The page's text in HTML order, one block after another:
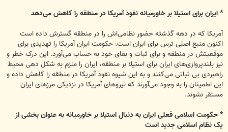
* ایران برای استیلا بر خاورمیانه نفوذ آمریکا در منطقه را کاهش می‌دهد
آمریکا که در دهه گذشته حضور نظامی‌اش را در منطقه گسترش داده است
اکنون منبع اصلی ترس برای ایران است. حکومت ایران آمریکا را تهدیدی برای
موقعیتش در منطقه و برای ثبات و بقای خود به حساب می‌آورد. این درک خطر و
نیز بلندپروازی‌های ایران برای استیلا بر منطقه، ایران را ملزم به شکل دهی محیط
راهبردی بی ثباتی می‌کنند و به این شیوه نفوذ آمریکا در منطقه را کاهش داده و
این اطمینان را به وجود می‌آورند که نیروهای آمریکا در نزدیکی مرزهای ایران
مستقر نشوند.
* حکومت اسلامی فعلی ایران به دنبال استیلا بر خاورمیانه به عنوان بخشی از
یک نظام اسلامی جدید است